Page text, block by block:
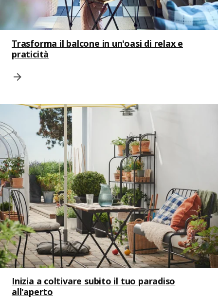
Trasforma il balcone in un'oasi di relax e
praticità
Inizia a coltivare subito il tuo paradiso
all'aperto